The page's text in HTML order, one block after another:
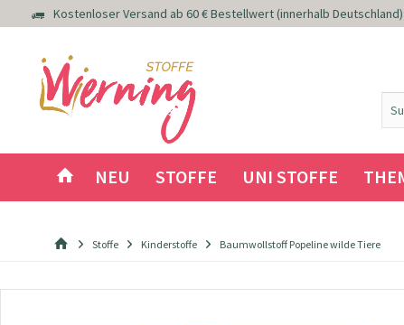
Kostenloser Versand ab 60 € Bestellwert (innerhalb Deutschland)
NEU STOFFE UNI STOFFE
Stoffe Kinderstoffe Baumwollstoff Popeline wilde Tiere